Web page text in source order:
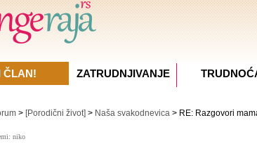
> [Porodični život] > Naša svakodnevica> RE: Razgovori
niko
ČLAN! ZATRUDNJIVANJE